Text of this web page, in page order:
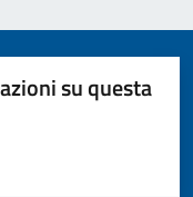
su questa